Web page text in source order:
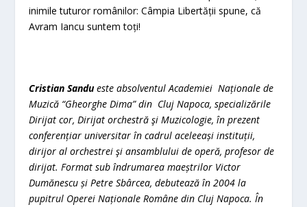
inimile tuturor românilor: Câmpia Libertății spune, că
Avram Iancu suntem toți!
Cristian Sandueste absolventul Academiei Naționale de
Muzică “Gheorghe Dima” din Cluj Napoca, specializările
Dirijat cor, Dirijat orchestră şi Muzicologie, în prezent
conferențiar universitar în cadrul aceleeași instituții,
dirijor al orchestrei şi ansamblului de operă, profesor de
dirijat. Format sub îndrumarea maeștrilor Victor
Dumănescu și Petre Sbârcea, debutează în 2004 la
pupitrul Operei Naționale Române din Cluj Napoca. În